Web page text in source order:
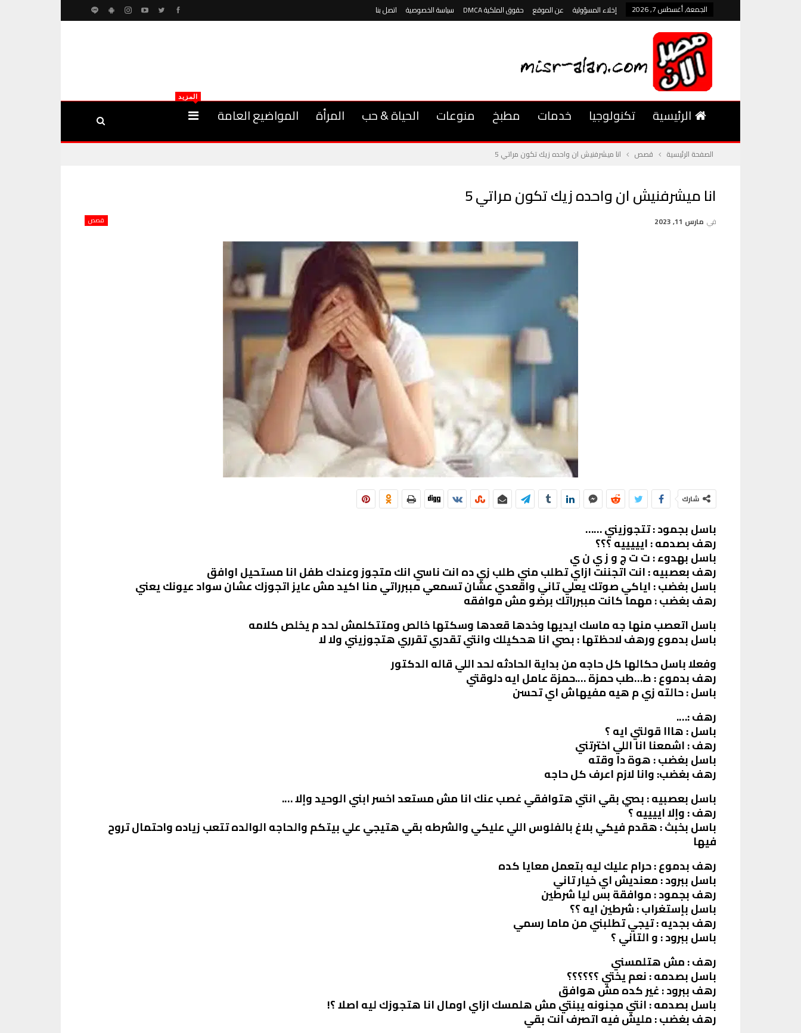
الجمعة, أغسطس 7, 2026 إخلاء المسؤولية عن الموقع حقوق الملكية DMCA سياسة الخصوصية اتصل بنا
الرئيسية تكنولوجيا خدمات مطبخ منوعات الحياة & حب المرأة المواضيع العامة
المزيد
الصفحة الرئيسية قصص انا ميشرفنيش ان واحده زيك تكون مراتي 5
انا ميشرفنيش ان واحده زيك تكون مراتي 5
قصص في مارس 11, 2023
شارك
باسل بجمود : تتجوزيني ……
رهف بصدمه : ايييييه ؟؟؟
باسل بهدوء : ت ت ج و ز ي ن ي
رهف بعصبيه : انت اتجننت ازاي تطلب مني طلب زي ده انت ناسي انك متجوز وعندك طفل انا مستحيل اوافق
باسل بغضب : اياكي صوتك يعلي تاني واقعدي عشان تسمعي مببرراتي منا اكيد مش عايز اتجوزك عشان سواد عيونك يعني
رهف بغضب : مهما كانت مببرراتك برضو مش موافقه
باسل اتعصب منها جه ماسك ايديها وخدها قعدها وسكتها خالص ومتتكلمش لحد م يخلص كلامه
باسل بدموع ورهف لاحظتها : بصي انا هحكيلك وانتي تقدري تقرري هتجوزيني ولا لا
وفعلا باسل حكالها كل حاجه من بداية الحادثه لحد اللي قاله الدكتور
رهف بدموع : ط…طب حمزة ….حمزة عامل ايه دلوقتي
باسل : حالته زي م هيه مفيهاش اي تحسن
رهف :….
باسل : هااا قولتي ايه ؟
رهف : اشمعنا انا اللي اخترتني
باسل بغضب : هوة دا وقته
رهف بغضب: وانا لازم اعرف كل حاجه
باسل بعصبيه : بصي بقي انتي هتوافقي غصب عنك انا مش مستعد اخسر ابني الوحيد وإلا ….
رهف : وإلا اييييه ؟
باسل بخبث : هقدم فيكي بلاغ بالفلوس اللي عليكي والشرطه بقي هتيجي علي بيتكم والحاجه الوالده تتعب زياده واحتمال تروح
فيها
رهف بدموع : حرام عليك ليه بتعمل معايا كده
باسل ببرود : معنديش اي خيار تاني
رهف بجمود : موافقة بس ليا شرطين
باسل بإستغراب : شرطين ايه ؟؟
رهف بجديه : تيجي تطلبني من ماما رسمي
باسل ببرود : و التاني ؟
رهف : مش هتلمسني
باسل بصدمه : نعم يختي ؟؟؟؟؟؟
رهف ببرود : غير كده مش هوافق
باسل بصدمه : انتي مجنونه يبنتي مش هلمسك ازاي اومال انا هتجوزك ليه اصلا ؟!
رهف بغضب : مليش فيه اتصرف انت بقي